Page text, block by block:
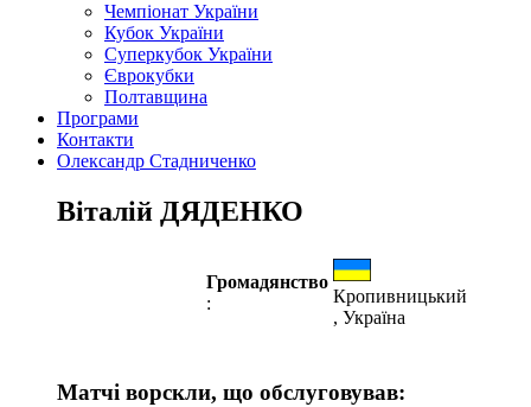
Чемпіонат України
Кубок України
Суперкубок України
Єврокубки
Полтавщина
Програми
Контакти
Олександр Стадниченко
Віталій ДЯДЕНКО
Громадянство
:
Кропивницький
, Україна
Матчі ворскли, що обслуговував: